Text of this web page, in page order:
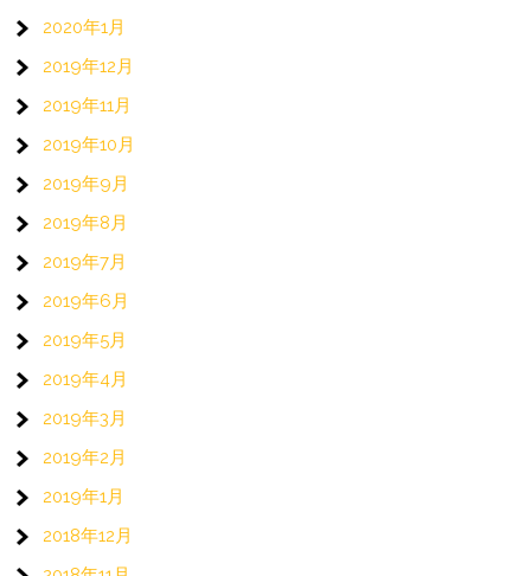
2020年1月
2019年12月
2019年11月
2019年10月
2019年9月
2019年8月
2019年7月
2019年6月
2019年5月
2019年4月
2019年3月
2019年2月
2019年1月
2018年12月